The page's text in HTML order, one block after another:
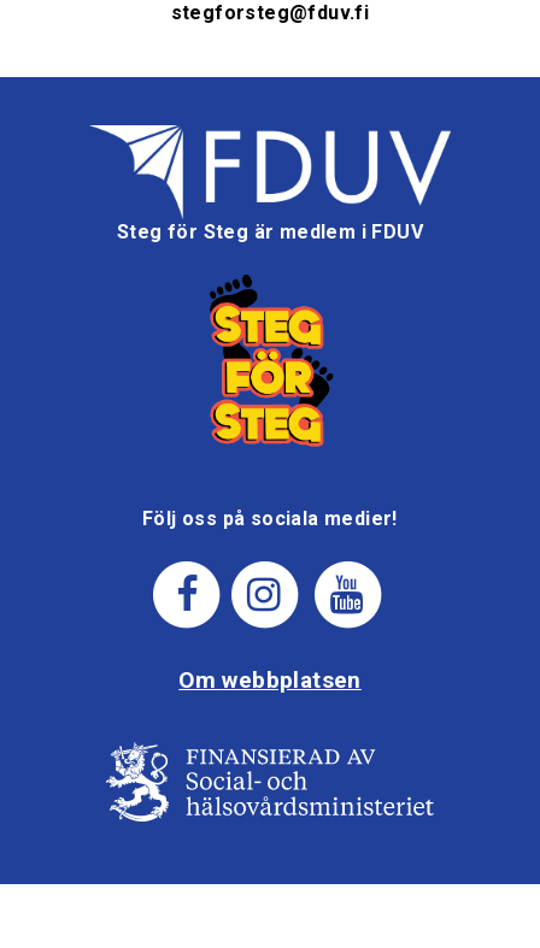
stegforsteg@fduv.fi
Steg för Steg är medlem i FDUV
Följ oss på sociala medier!
Om webbplatsen